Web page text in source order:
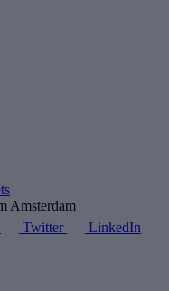
Amsterdam
Twitter LinkedIn